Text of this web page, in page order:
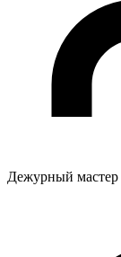
Дежурный мастер